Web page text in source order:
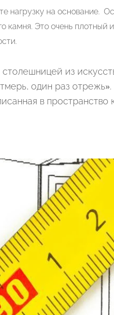
нагрузку на основание.
камня. Это очень
из
один раз
в